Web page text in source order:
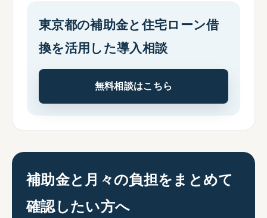
東京都の補助金と住宅ローン借
換を活用した導入相談
無料相談はこちら
補助金と月々の負担をまとめて
確認したい方へ